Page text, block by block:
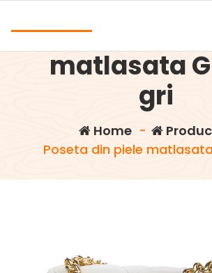
Poseta din
matlasata
gri
Home-
Poseta din piele